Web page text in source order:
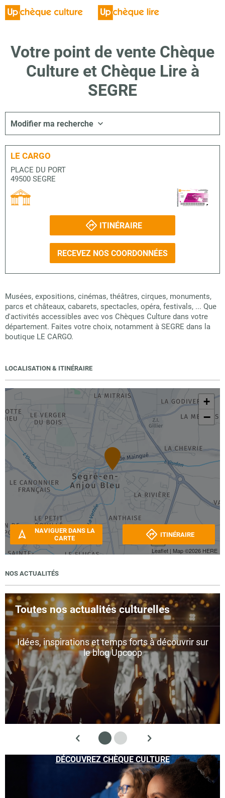
Votre point de vente Chèque
Culture et Chèque Lire à
SEGRE
Modifier ma recherche
LE CARGO
PLACE DU PORT
49500 SEGRE
ITINÉRAIRE
RECEVEZ NOS COORDONNÉES
Musées, expositions, cinémas, théâtres, cirques, monuments,
parcs et châteaux, cabarets, spectacles, opéra, festivals, ... Que
d'activités accessibles avec vos Chèques Culture dans votre
département. Faites votre choix, notamment à SEGRE dans la
boutique LE CARGO.
LOCALISATION & ITINÉRAIRE
+
−
Leaflet | Map ©2026 HERE
NAVIGUER DANS LA
CARTE
ITINÉRAIRE
NOS ACTUALITÉS
Toutes nos actualités culturelles
Idées, inspirations et temps forts à découvrir sur
le blog Upcoop
DÉCOUVREZ CHÈQUE CULTURE